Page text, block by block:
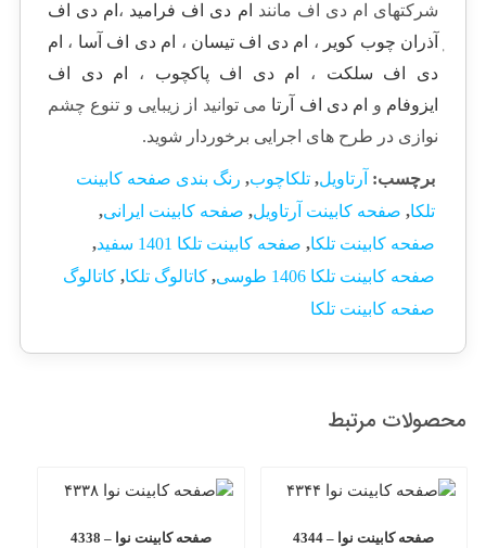
شرکتهای ام دی اف مانند
ام دی اف فرامید ، ام دی اف
ٖآذران چوب کویر ، ام دی اف تیسان ، ام دی اف آسا ، ام
دی اف سلکت ، ام دی اف پاکچوب ،
ام دی اف
ایزوفام و ام دی اف آرتا می توانید از زیبایی و تنوع چشم
نوازی در طرح های اجرایی برخوردار شوید.
برچسب: آرتاویل, تلکاچوب, رنگ بندی صفحه کابینت
تلکا, صفحه کابینت آرتاویل, صفحه کابینت ایرانی,
صفحه کابینت تلکا, صفحه کابینت تلکا 1401 سفید
,
صفحه کابینت تلکا 1406 طوسی
, کاتالوگ تلکا, کاتالوگ
صفحه کابینت تلکا
محصولات مرتبط
صفحه کابینت نوا – 4344 صفحه کابینت نوا – 4338